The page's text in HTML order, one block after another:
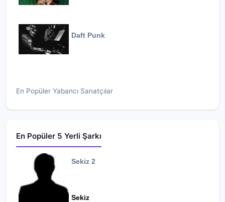
Daft Punk
En Popüler Yabancı Sanatçılar
En Popüler 5 Yerli Şarkı
Sekiz 2
Sekiz